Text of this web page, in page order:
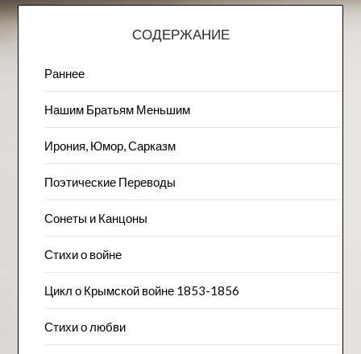
СОДЕРЖАНИЕ
Раннее
Нашим Братьям Меньшим
Ирония, Юмор, Сарказм
Поэтические Переводы
Сонеты и Канцоны
Стихи о войне
Цикл о Крымской войне 1853-1856
Стихи о любви